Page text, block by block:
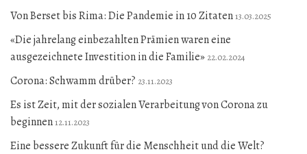
Von Berset bis Rima: Die Pandemie in 10 Zitaten13.03.2025
«Die jahrelang einbezahlten Prämien waren eine
ausgezeichnete Investition in die Familie» 22.02.2024
Corona: Schwamm drüber? 23.11.2023
Es ist Zeit, mit der sozialen Verarbeitung von Corona zu
beginnen12.11.2023
Eine bessere Zukunft für die Menschheit und die Welt?